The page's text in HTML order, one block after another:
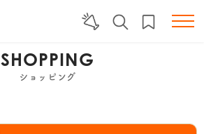
SHOPPING
ショッピング